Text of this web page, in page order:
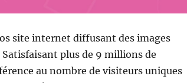
site internet diffusant des images
plus de 9 millions de
au nombre de visiteurs uniques